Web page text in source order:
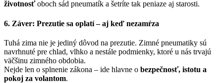
životnosťoboch sád pneumatík a šetríte tak peniaze aj starosti.
6. Záver: Prezutie sa oplatí – aj keď nezamŕza
Tuhá zima nie je jediný dôvod na prezutie. Zimné pneumatiky sú
navrhnuté pre chlad, vlhko a nestále podmienky, ktoré u nás trvajú
väčšinu zimného obdobia.
Nejde len o splnenie zákona – ide hlavne o bezpečnosť, istotu a
pokoj za volantom.